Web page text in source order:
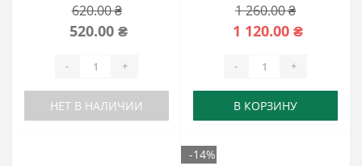
620.00 ₴
520.00 ₴
- +
НЕТ В НАЛИЧИИ
1 260.00 ₴
1 120.00 ₴
- +
В КОРЗИНУ
-14%